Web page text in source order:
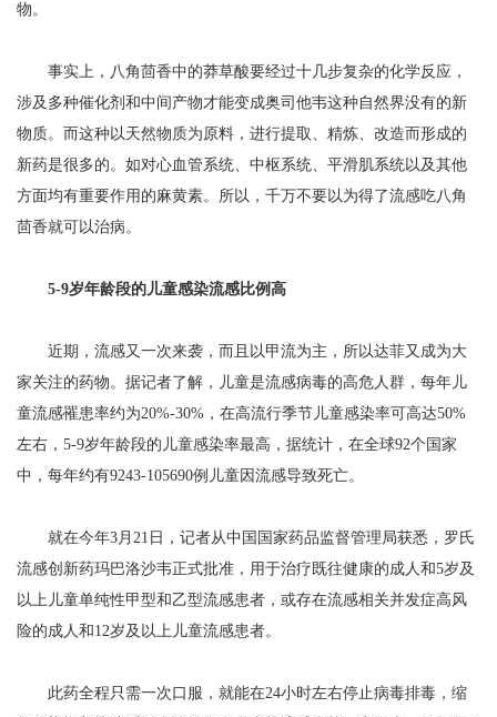
物。
事实上，八角茴香中的莽草酸要经过十几步复杂的化学反应，
涉及多种催化剂和中间产物才能变成奥司他韦这种自然界没有的新
物质。而这种以天然物质为原料，进行提取、精炼、改造而形成的
新药是很多的。如对心血管系统、中枢系统、平滑肌系统以及其他
方面均有重要作用的麻黄素。所以，千万不要以为得了流感吃八角
茴香就可以治病。
5-9岁年龄段的儿童感染流感比例高
近期，流感又一次来袭，而且以甲流为主，所以达菲又成为大
家关注的药物。据记者了解，儿童是流感病毒的高危人群，每年儿
童流感罹患率约为20%-30%，在高流行季节儿童感染率可高达50%
左右，5-9岁年龄段的儿童感染率最高，据统计，在全球92个国家
中，每年约有9243-105690例儿童因流感导致死亡。
就在今年3月21日，记者从中国国家药品监督管理局获悉，罗氏
流感创新药玛巴洛沙韦正式批准，用于治疗既往健康的成人和5岁及
以上儿童单纯性甲型和乙型流感患者，或存在流感相关并发症高风
险的成人和12岁及以上儿童流感患者。
此药全程只需一次口服，就能在24小时左右停止病毒排毒，缩